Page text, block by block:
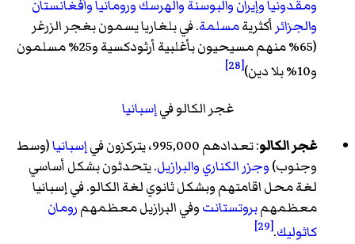
ومقدونياوإيرانوالبوسنة والهرسكورومانياوأفغانستان
والجزائر أكثريةمسلمة. في بلغاريا يسمون بغجر الزرغر
(65% منهم مسيحيون بأغلبية أرثودكسية و25% مسلمون
و10% بلا دين)
[28]
غجر الكالو فيإسبانيا
غجر الكالو: تعدادهم 995,000، يتركزون في إسبانيا(وسط
وجنوب)وجزر الكناريوالبرازيل. يتحدثون بشكل أساسي
لغة محل اقامتهم وبشكل ثانوي لغة الكالو. في إسبانيا
معظمهمبروتستانتوفي البرازيل معظمهمرومان
كاثوليك.
[29]